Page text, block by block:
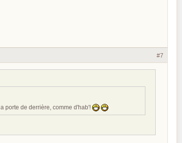
#7
porte de derrière, comme d'hab'!